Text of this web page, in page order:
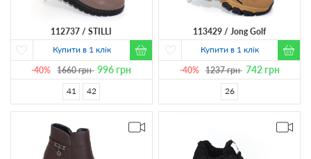
112737
STILLI
Купити в 1 клік
-40% 1660грн 996 грн
41 42
113429
Jong Golf
Купити в 1 клік
-40% 1237грн 742грн
26